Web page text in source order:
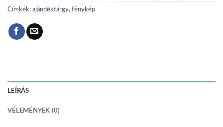
Címkék: ajándéktárgy, fénykép
LEÍRÁS
VÉLEMÉNYEK (0)